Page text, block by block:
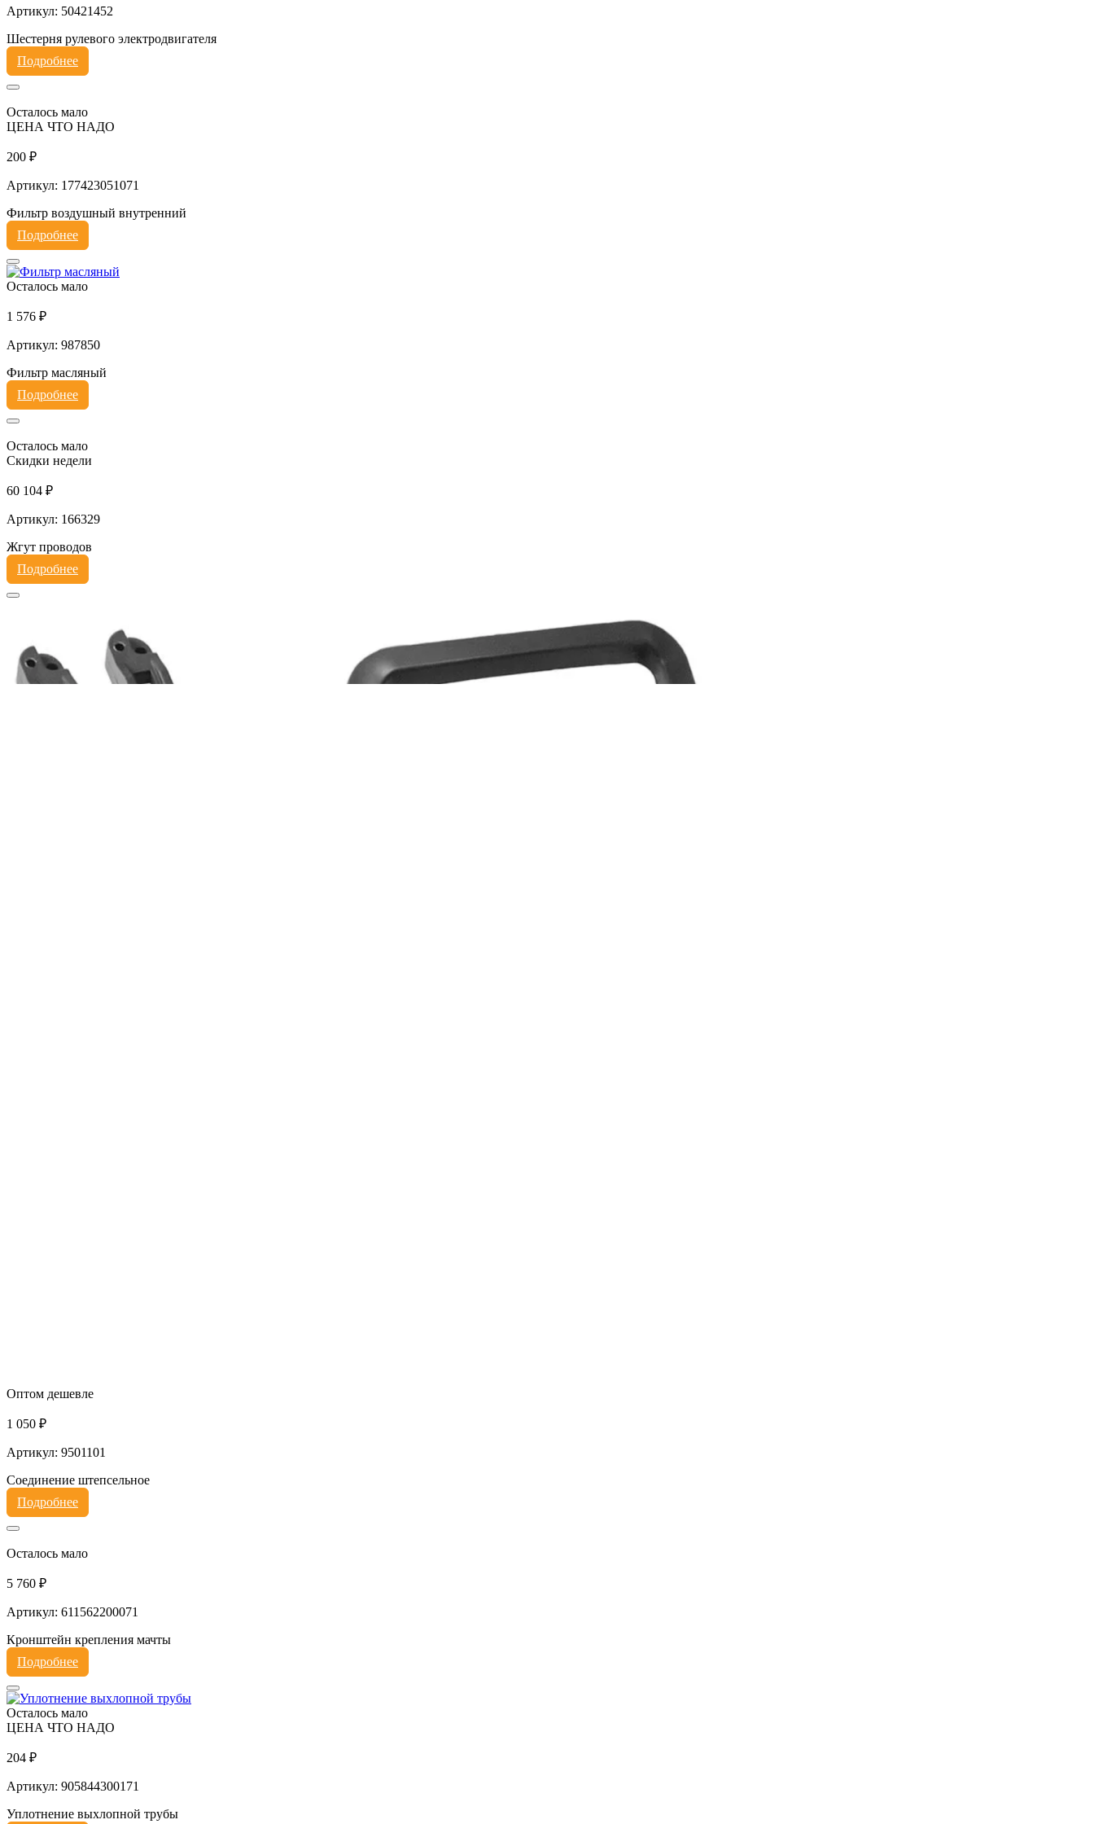
Артикул: 50421452
Шестерня рулевого электродвигателя
Подробнее
Осталось мало
ЦЕНА ЧТО НАДО
200 ₽
Артикул: 177423051071
Фильтр воздушный внутренний
Подробнее
Осталось мало
1 576 ₽
Артикул: 987850
Фильтр масляный
Подробнее
Осталось мало
Скидки недели
60 104 ₽
Артикул: 166329
Жгут проводов
Подробнее
Оптом дешевле
1 050 ₽
Артикул: 9501101
Соединение штепсельное
Подробнее
Осталось мало
5 760 ₽
Артикул: 611562200071
Кронштейн крепления мачты
Подробнее
Осталось мало
ЦЕНА ЧТО НАДО
204 ₽
Артикул: 905844300171
Уплотнение выхлопной трубы